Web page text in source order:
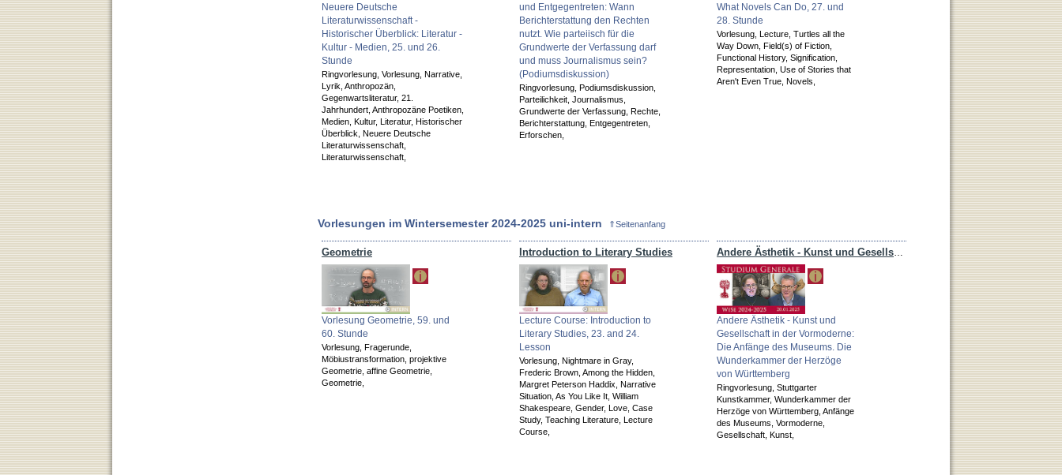
Neuere Deutsche
Literaturwissenschaft -
Historischer Überblick: Literatur -
Kultur - Medien, 25. und 26.
Stunde
Ringvorlesung, Vorlesung, Narrative,
Lyrik, Anthropozän,
Gegenwartsliteratur, 21.
Jahrhundert, Anthropozäne Poetiken,
Medien, Kultur, Literatur, Historischer
Überblick, Neuere Deutsche
Literaturwissenschaft,
Literaturwissenschaft,
und Entgegentreten: Wann
Berichterstattung den Rechten
nutzt. Wie parteiisch für die
Grundwerte der Verfassung darf
und muss Journalismus sein?
(Podiumsdiskussion)
Ringvorlesung, Podiumsdiskussion,
Parteilichkeit, Journalismus,
Grundwerte der Verfassung, Rechte,
Berichterstattung, Entgegentreten,
Erforschen,
What Novels Can Do, 27. und
28. Stunde
Vorlesung, Lecture, Turtles all the
Way Down, Field(s) of Fiction,
Functional History, Signification,
Representation, Use of Stories that
Aren't Even True, Novels,
Vorlesungen im Wintersemester 2024-2025 uni-intern ⇑Seitenanfang
Geometrie
Vorlesung Geometrie, 59. und
60. Stunde
Vorlesung, Fragerunde,
Möbiustransformation, projektive
Geometrie, affine Geometrie,
Geometrie,
Introduction to Literary Studies
Lecture Course: Introduction to
Literary Studies, 23. and 24.
Lesson
Vorlesung, Nightmare in Gray,
Frederic Brown, Among the Hidden,
Margret Peterson Haddix, Narrative
Situation, As You Like It, William
Shakespeare, Gender, Love, Case
Study, Teaching Literature, Lecture
Course,
Andere Ästhetik - Kunst und
Gesellschaft in der Vormoderne:
Die Anfänge des Museums. Die
Wunderkammer der Herzöge
von Württemberg
Ringvorlesung, Stuttgarter
Kunstkammer, Wunderkammer der
Herzöge von Württemberg, Anfänge
des Museums, Vormoderne,
Gesellschaft, Kunst,